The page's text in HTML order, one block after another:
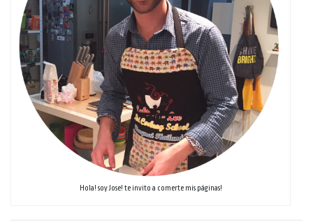
Hola! soy Jose! te invito a comerte mis páginas!